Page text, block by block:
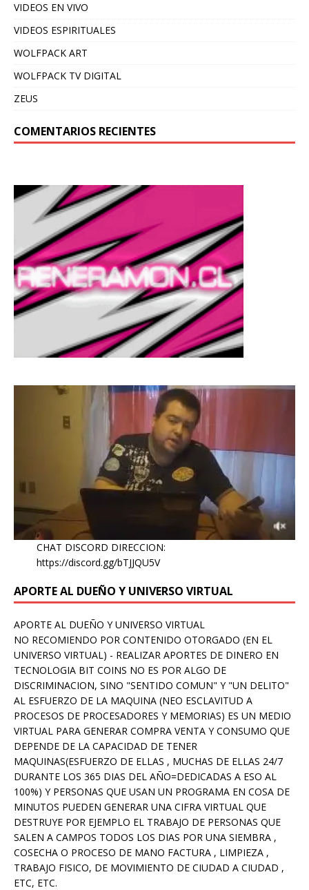
VIDEOS EN VIVO
VIDEOS ESPIRITUALES
WOLFPACK ART
WOLFPACK TV DIGITAL
ZEUS
COMENTARIOS RECIENTES
CHAT DISCORD DIRECCION:
https://discord.gg/bTJJQU5V
APORTE AL DUEÑO Y UNIVERSO VIRTUAL
APORTE AL DUEÑO Y UNIVERSO VIRTUAL
NO RECOMIENDO POR CONTENIDO OTORGADO (EN EL
UNIVERSO VIRTUAL) - REALIZAR APORTES DE DINERO EN
TECNOLOGIA BIT COINS NO ES POR ALGO DE
DISCRIMINACION, SINO "SENTIDO COMUN" Y "UN DELITO"
AL ESFUERZO DE LA MAQUINA (NEO ESCLAVITUD A
PROCESOS DE PROCESADORES Y MEMORIAS) ES UN MEDIO
VIRTUAL PARA GENERAR COMPRA VENTA Y CONSUMO QUE
DEPENDE DE LA CAPACIDAD DE TENER
MAQUINAS(ESFUERZO DE ELLAS , MUCHAS DE ELLAS 24/7
DURANTE LOS 365 DIAS DEL AÑO=DEDICADAS A ESO AL
100%) Y PERSONAS QUE USAN UN PROGRAMA EN COSA DE
MINUTOS PUEDEN GENERAR UNA CIFRA VIRTUAL QUE
DESTRUYE POR EJEMPLO EL TRABAJO DE PERSONAS QUE
SALEN A CAMPOS TODOS LOS DIAS POR UNA SIEMBRA ,
COSECHA O PROCESO DE MANO FACTURA , LIMPIEZA ,
TRABAJO FISICO, DE MOVIMIENTO DE CIUDAD A CIUDAD ,
ETC, ETC.